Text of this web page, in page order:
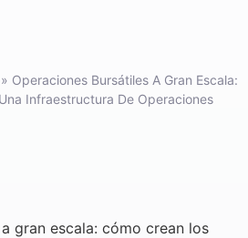
» Operaciones Bursátiles A Gran Escala:
Infraestructura De Operaciones
gran escala: cómo crean los